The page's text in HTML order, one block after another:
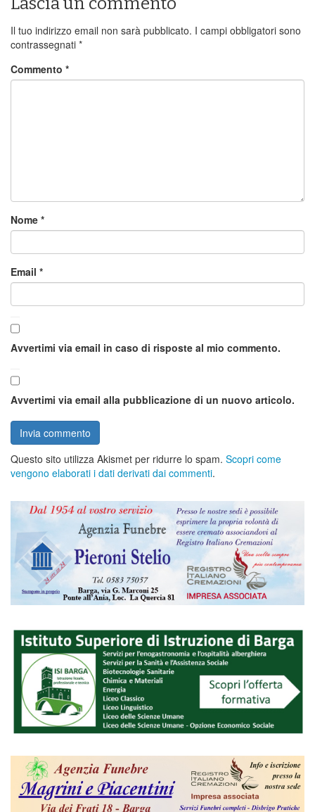
Il tuo indirizzo email non sarà pubblicato. I campi obbligatori sono
contrassegnati *
Commento *
Nome *
Email *
Avvertimi via email in caso di risposte al mio commento.
Avvertimi via email alla pubblicazione di un nuovo articolo.
Questo sito utilizza Akismet per ridurre lo spam. Scopri come
vengono elaborati i dati derivati dai commenti.